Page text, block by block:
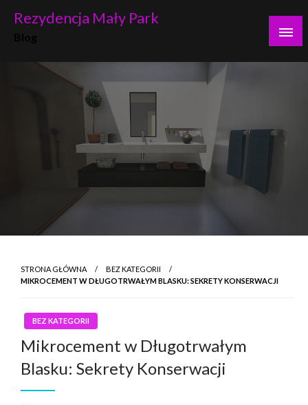
Rezydencja Mały Park
STRONA GŁÓWNA
BEZ KATEGORII
MIKROCEMENT W DŁUGOTRWAŁYM BLASKU: SEKRETY KONSERWACJI
BEZ KATEGORII
Mikrocement w Długotrwałym
Blasku: Sekrety Konserwacji